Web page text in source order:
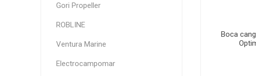
Boca
Gori Propeller
ROBLINE
Ventura Marine
Electrocampomar